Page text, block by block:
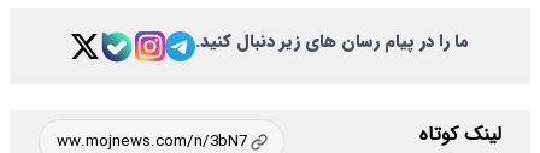
ما را در پیام رسان های زیر دنبال کنید.
لینک کوتاه